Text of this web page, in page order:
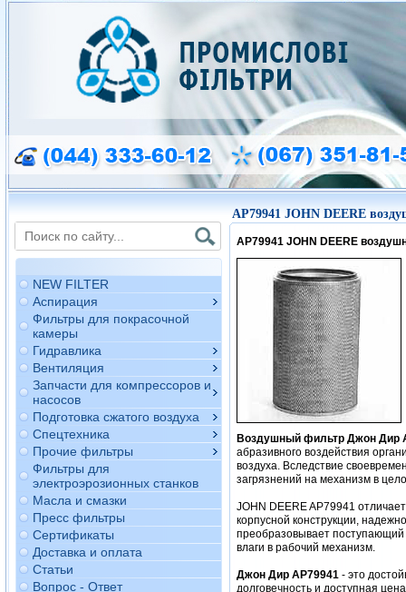
NEW FILTER
Аспирация
Фильтры для покрасочной
камеры
Гидравлика
Вентиляция
Запчасти для компрессоров и
насосов
Подготовка сжатого воздуха
Спецтехника
Прочие фильтры
Фильтры для
электроэрозионных станков
Масла и смазки
Пресс фильтры
Сертификаты
Доставка и оплата
Статьи
Вопрос - Ответ
AP79941 JOHN DEERE
AP79941 JOHN DEERE
Воздушный фильтр Джон Дир
абразивного воздействия
воздуха. Вследствие
загрязнений на механизм в
JOHN DEERE AP79941
корпусной конструкции,
преобразовывает поступающий
влаги в рабочий механизм.
Джон Дир AP79941 - это
долговечность и доступная